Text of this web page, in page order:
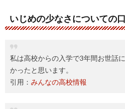
いじめの少なさについての
私は高校からの入学で3年間お世話
かったと思います。
引用： みんなの高校情報